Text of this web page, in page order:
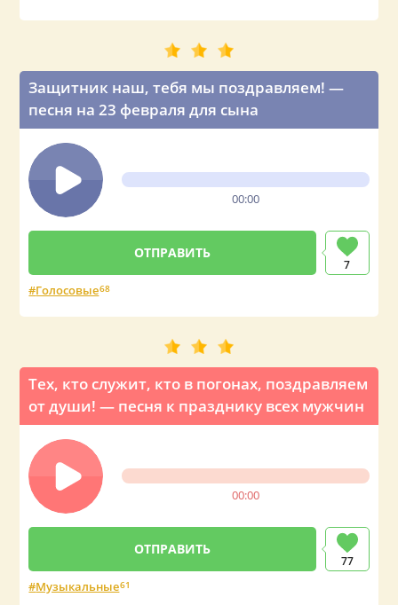
Защитник наш, тебя мы поздравляем! —
песня на 23 февраля для сына
00:00
7
Голосовые68
Тех, кто служит, кто в погонах, поздравляем
от души! — песня к празднику всех мужчин
00:00
77
Музыкальные61